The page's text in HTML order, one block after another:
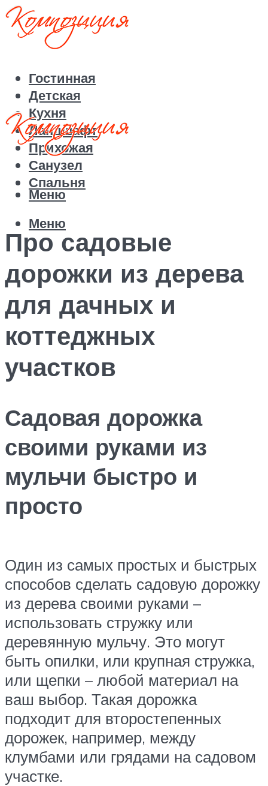
Гостинная
Детская
Кухня
Ландшафт
Прихожая
Санузел
Спальня
Меню
Меню
Про садовые
дорожки из дерева
для дачных и
коттеджных
участков
Садовая дорожка
своими руками из
мульчи быстро и
просто
Один из самых простых и быстрых
способов сделать садовую дорожку
из дерева своими руками –
использовать стружку или
деревянную мульчу. Это могут
быть опилки, или крупная стружка,
или щепки – любой материал на
ваш выбор. Такая дорожка
подходит для второстепенных
дорожек, например, между
клумбами или грядами на садовом
участке.